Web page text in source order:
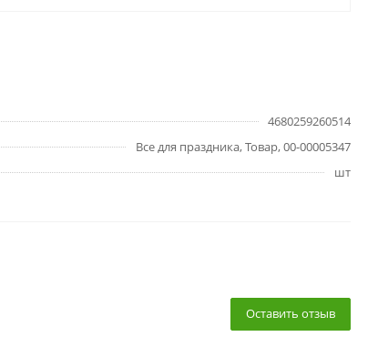
4680259260514
Все для праздника, Товар, 00-00005347
шт
Оставить отзыв